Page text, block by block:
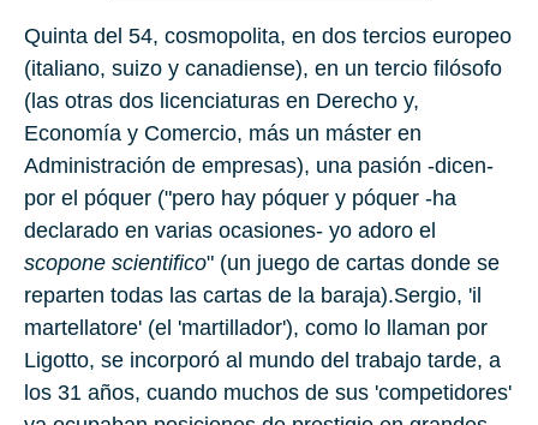
Quinta del 54, cosmopolita, en dos tercios europeo
(italiano, suizo y canadiense), en un tercio filósofo
(las otras dos licenciaturas en Derecho y,
Economía y Comercio, más un máster en
Administración de empresas), una pasión -dicen-
por el póquer ("pero hay póquer y póquer -ha
declarado en varias ocasiones- yo adoro el
scopone scientifico" (un juego de cartas donde se
reparten todas las cartas de la baraja).Sergio, 'il
martellatore' (el 'martillador'), como lo llaman por
Ligotto, se incorporó al mundo del trabajo tarde, a
los 31 años, cuando muchos de sus 'competidores'